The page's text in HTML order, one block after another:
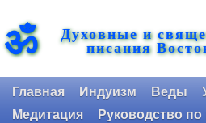
ॐ Духовные и
писания
Главная Индуизм Веды
Медитация
Руководство